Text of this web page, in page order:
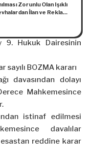
Zorunlu Olan Işıklı
İlan ve Reklam
9. Hukuk Dairesinin
BOZMA kararı
davasından dolayı
Mahkemesince
istinaf edilmesi
davalılar
reddine karar